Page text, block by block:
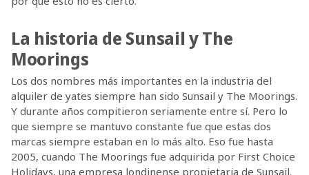
La historia de Sunsail y The
Moorings
Los dos nombres más importantes en la industria del
alquiler de yates siempre han sido Sunsail y The Moorings.
Y durante años compitieron seriamente entre sí. Pero lo
que siempre se mantuvo constante fue que estas dos
marcas siempre estaban en lo más alto. Eso fue hasta
2005, cuando The Moorings fue adquirida por First Choice
Holidays, una empresa londinense propietaria de Sunsail.